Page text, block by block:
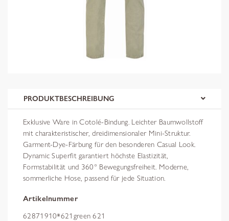
PRODUKTBESCHREIBUNG
Exklusive Ware in Cotolé-Bindung. Leichter Baumwollstoff
mit charakteristischer, dreidimensionaler Mini-Struktur.
Garment-Dye-Färbung für den besonderen Casual Look.
Dynamic Superfit garantiert höchste Elastizität,
Formstabilität und 360° Bewegungsfreiheit. Moderne,
sommerliche Hose, passend für jede Situation.
Artikelnummer
62871910*621green 621